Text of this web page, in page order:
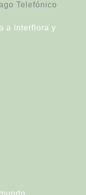
Telefónico
a Interflora y